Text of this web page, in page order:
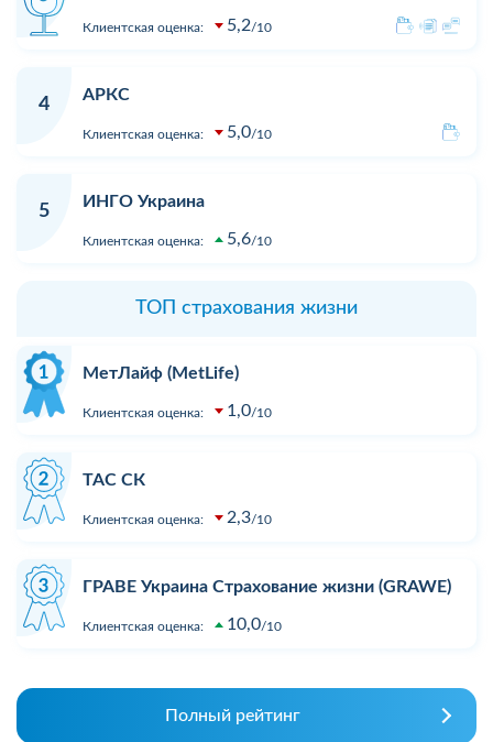
Клиентская оценка: 5,2 10
4
АРКС
Клиентская оценка: 5,0 10
5
ИНГО Украина
Клиентская оценка: 5,6 10
ТОП страхования жизни
МетЛайф (MetLife)
Клиентская оценка: 1,0 10
ТАС СК
Клиентская оценка: 2,3 10
ГРАВЕ Украина Страхование жизни (GRAWE)
Клиентская оценка: 10,0 10
Полный рейтинг